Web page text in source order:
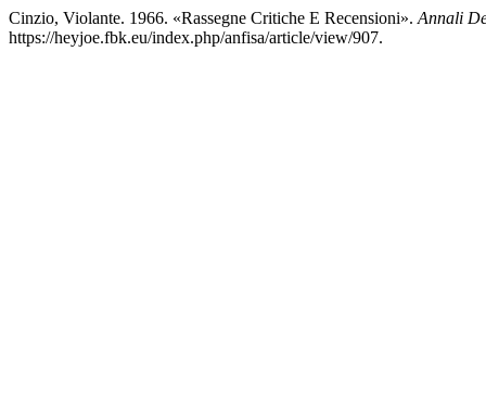
Cinzio, Violante. 1966. «Rassegne Critiche E Recensioni». Annali
https://heyjoe.fbk.eu/index.php/anfisa/article/view/907.